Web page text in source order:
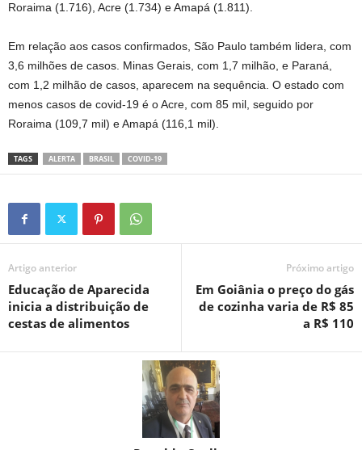
Roraima (1.716), Acre (1.734) e Amapá (1.811).
Em relação aos casos confirmados, São Paulo também lidera, com
3,6 milhões de casos. Minas Gerais, com 1,7 milhão, e Paraná,
com 1,2 milhão de casos, aparecem na sequência. O estado com
menos casos de covid-19 é o Acre, com 85 mil, seguido por
Roraima (109,7 mil) e Amapá (116,1 mil).
TAGS ALERTA BRASIL COVID-19
Artigo anterior
Educação de Aparecida
inicia a distribuição de
cestas de alimentos
Próximo artigo
Em Goiânia o preço do gás
de cozinha varia de R$ 85
a R$ 110